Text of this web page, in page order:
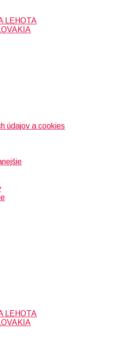
LEHOTA
údajov a cookies
LEHOTA